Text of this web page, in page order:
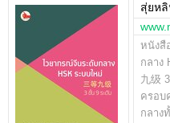
สุ่ยห
หนังสื
กลาง
九级
ครอบ
กลาง